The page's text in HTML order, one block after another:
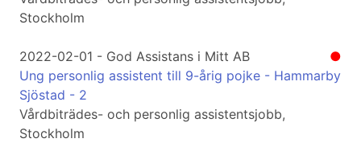
Stockholm
●
2022-02-01 - God Assistans i Mitt AB
Ung personlig assistent till 9-årig pojke - Hammarby
Sjöstad - 2
Vårdbiträdes- och personlig assistentsjobb,
Stockholm